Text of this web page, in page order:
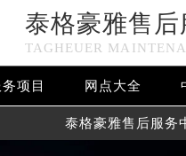
泰格豪雅售
TAGHEUER
务项目 网点大全
泰格豪雅售后服务